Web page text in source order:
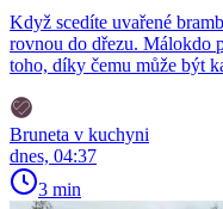
Když scedíte uvařené
rovnou do dřezu. Málokdo
toho, díky čemu může být
Bruneta v kuchyni
dnes, 04:37
3 min